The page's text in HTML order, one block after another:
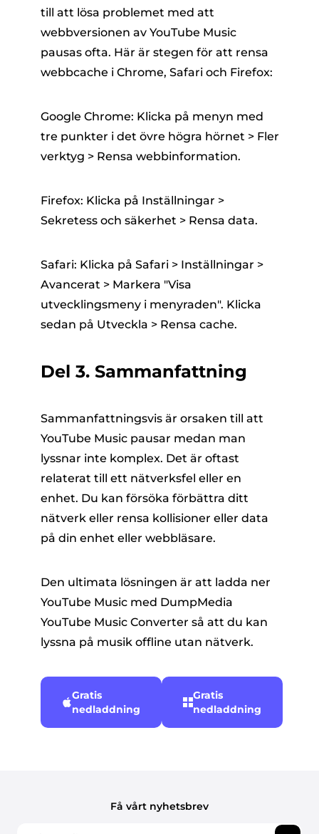
till att lösa problemet med att
webbversionen av YouTube Music
pausas ofta. Här är stegen för att rensa
webbcache i Chrome, Safari och Firefox:
Google Chrome: Klicka på menyn med
tre punkter i det övre högra hörnet > Fler
verktyg > Rensa webbinformation.
Firefox: Klicka på Inställningar >
Sekretess och säkerhet > Rensa data.
Safari: Klicka på Safari > Inställningar >
Avancerat > Markera "Visa
utvecklingsmeny i menyraden". Klicka
sedan på Utveckla > Rensa cache.
Del 3. Sammanfattning
Sammanfattningsvis är orsaken till att
YouTube Music pausar medan man
lyssnar inte komplex. Det är oftast
relaterat till ett nätverksfel eller en
enhet. Du kan försöka förbättra ditt
nätverk eller rensa kollisioner eller data
på din enhet eller webbläsare.
Den ultimata lösningen är att ladda ner
YouTube Music med DumpMedia
YouTube Music Converter så att du kan
lyssna på musik offline utan nätverk.
Gratis
nedladdning
Gratis
nedladdning
Få vårt nyhetsbrev